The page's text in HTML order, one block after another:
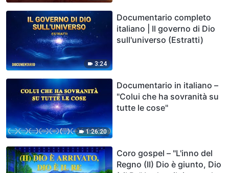
3:24
Documentario completo
italiano | Il governo di Dio
sull'universo (Estratti)
1:26:20
Documentario in italiano –
"Colui che ha sovranità su
tutte le cose"
Coro gospel – "L'inno del
Regno (II) Dio è giunto, Dio